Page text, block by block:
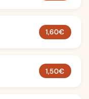
1,60€
1,50€